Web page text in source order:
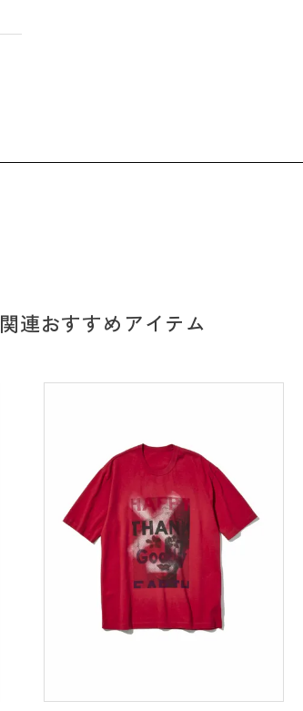
関連おすすめアイテム